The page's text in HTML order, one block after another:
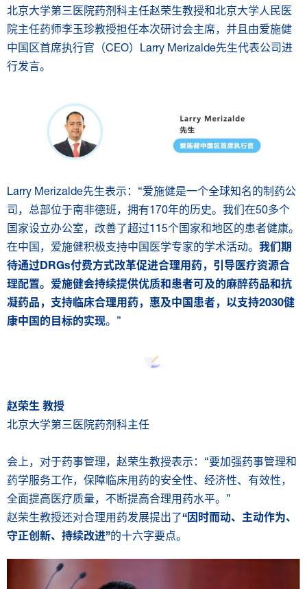
北京大学第三医院药剂科主任赵荣生教授和北京大学人民医
院主任药师李玉珍教授担任本次研讨会主席，并且由爱施健
中国区首席执行官（CEO）Larry Merizalde先生代表公司进
行发言。
Larry Merizalde先生表示：“爱施健是一个全球知名的制药公
司，总部位于南非德班，拥有170年的历史。我们在50多个
国家设立办公室，改善了超过115个国家和地区的患者健康。
在中国，爱施健积极支持中国医学专家的学术活动。 我们期
待通过DRGs付费方式改革促进合理用药，引导医疗资源合
理配置。爱施健会持续提供优质和患者可及的麻醉药品和抗
凝药品，支持临床合理用药，惠及中国患者，以支持2030健
康中国的目标的实现。”
赵荣生 教授
北京大学第三医院药剂科主任
会上，对于药事管理，赵荣生教授表示：“要加强药事管理和
药学服务工作，保障临床用药的安全性、经济性、有效性，
全面提高医疗质量，不断提高合理用药水平。”
赵荣生教授还对合理用药发展提出了“因时而动、主动作为、
守正创新、持续改进”的十六字要点。